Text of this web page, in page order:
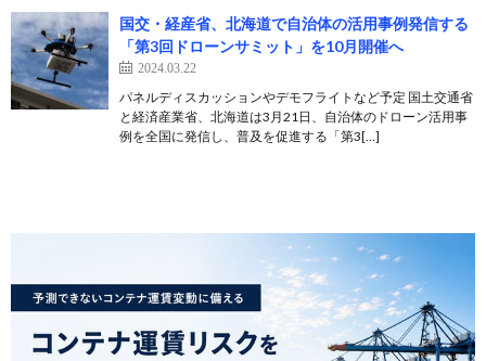
国交・経産省、北海道で自治体の活用事例発信する
「第3回ドローンサミット」を10月開催へ
2024.03.22
パネルディスカッションやデモフライトなど予定 国土交通省
と経済産業省、北海道は3月21日、自治体のドローン活用事
例を全国に発信し、普及を促進する「第3[…]